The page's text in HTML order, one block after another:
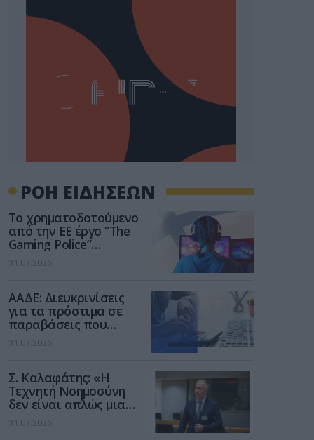
ΡΟΗ ΕΙΔΗΣΕΩΝ
Το χρηματοδοτούμενο
από την ΕΕ έργο “The
Gaming Police”
ενισχύει την ασφάλεια
των παιδιών στο
31.07.2026
ΑΑΔΕ: Διευκρινίσεις
για τα πρόστιμα σε
παραβάσεις που
αφορούν τους ΦΗΜ
31.07.2026
Σ. Καλαφάτης: «Η
Τεχνητή Νοημοσύνη
δεν είναι απλώς μια
νέα τεχνολογία, είναι
μια νέα βιομηχανική
31.07.2026